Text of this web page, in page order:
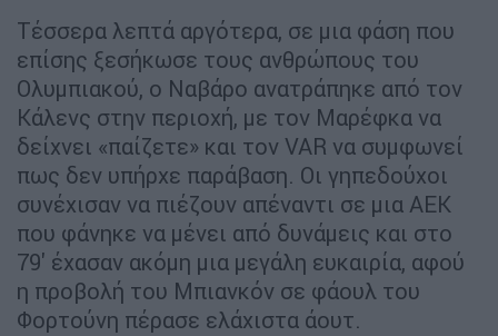
Τέσσερα λεπτά αργότερα, σε μια φάση που
επίσης ξεσήκωσε τους ανθρώπους του
Ολυμπιακού, ο Ναβάρο ανατράπηκε από τον
Κάλενς στην περιοχή, με τον Μαρέφκα να
δείχνει «παίζετε» και τον VAR να συμφωνεί
πως δεν υπήρχε παράβαση. Οι γηπεδούχοι
συνέχισαν να πιέζουν απέναντι σε μια ΑΕΚ
που φάνηκε να μένει από δυνάμεις και στο
79' έχασαν ακόμη μια μεγάλη ευκαιρία, αφού
η προβολή του Μπιανκόν σε φάουλ του
Φορτούνη πέρασε ελάχιστα άουτ.